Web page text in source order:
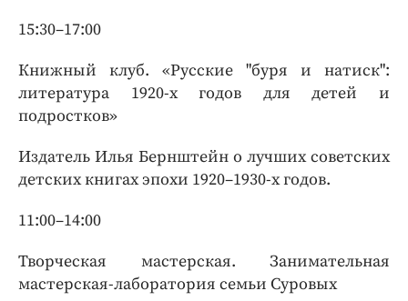
15:30–17:00
Книжный клуб. «Русские "буря и натиск":
литература 1920-х годов для детей и
подростков»
Издатель Илья Бернштейн о лучших советских
детских книгах эпохи 1920–1930-х годов.
11:00–14:00
Творческая мастерская. Занимательная
мастерская-лаборатория семьи Суровых